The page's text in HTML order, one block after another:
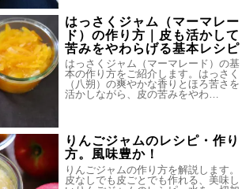
はっさくジャム（マーマレー
ド）の作り方｜皮も活かして
苦みをやわらげる基本レシピ
はっさくジャム（マーマレード）の基
本の作り方をご紹介します。はっさく
（八朔）の爽やかな香りとほろ苦さを
活かしながら、皮の苦みをやわ…
りんごジャムのレシピ・作り
方。風味豊か！
りんごジャムの作り方を解説します。
皮なしでも皮ごとでも作れる、美味し